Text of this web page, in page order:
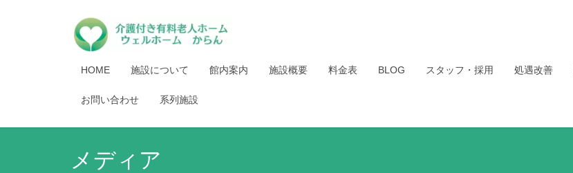
HOME 施設について 館内案内 施設概要 料金表 BLOG スタッフ・採用 処遇改善
お問い合わせ 系列施設
メディア